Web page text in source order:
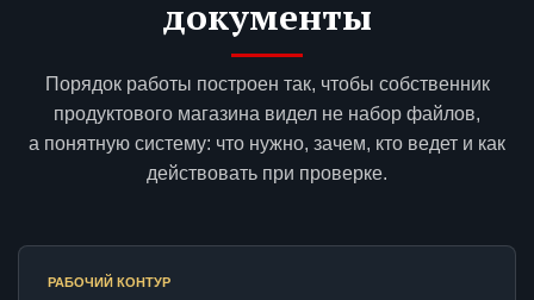
документы
Порядок работы построен так, чтобы собственник
продуктового магазина видел не набор файлов,
а понятную систему: что нужно, зачем, кто ведет и как
действовать при проверке.
РАБОЧИЙ КОНТУР